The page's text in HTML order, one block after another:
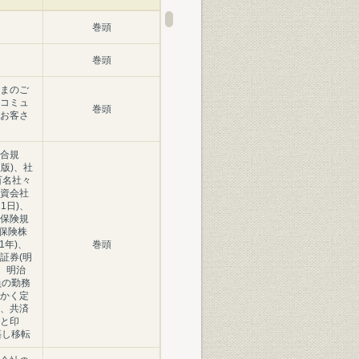
巻頭
巻頭
のご
ミュ
客さ
巻頭
規
)、社
社々
会社
)、
険規
険株
)、
券(明
明治
勤務
く定
共済
印
移転
巻頭